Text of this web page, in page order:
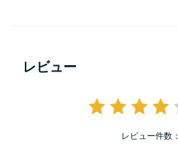
レビュー
レビュー件数：